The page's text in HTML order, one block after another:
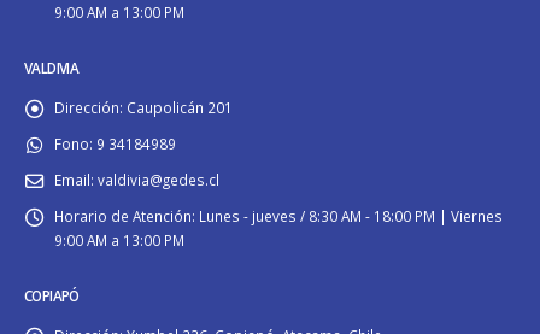
9:00 AM a 13:00 PM
VALDIVIA
Dirección: Caupolicán 201
Fono: 9 34184989
Email: valdivia@gedes.cl
Horario de Atención: Lunes - jueves / 8:30 AM - 18:00 PM | Viernes
9:00 AM a 13:00 PM
COPIAPÓ